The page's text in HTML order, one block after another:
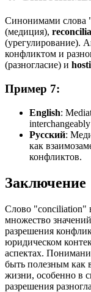
Синонимами слова
(медиция),
(урегулирование).
конфликтом и
(разногласие) и
Пример 7:
English:
Русский:
как
конфликтов.
Заключение
Слово "conciliation"
множество
разрешения
юридическом
аспектах.
быть полезным как
жизни, особенно в
разрешения